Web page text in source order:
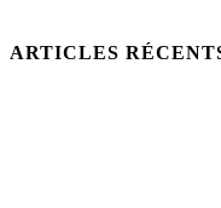
ARTICLES